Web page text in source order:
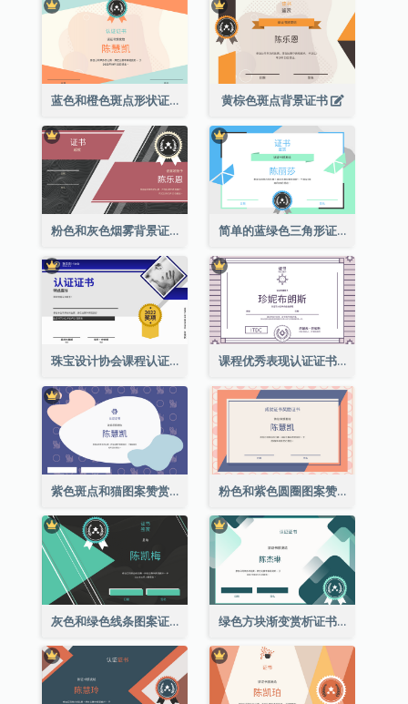
蓝色和橙色斑点形状证书 黄棕色斑点背景证书
粉色和灰色烟雾背景证书 简单的蓝绿色三角形证书
珠宝设计协会课程认证证书 课程优秀表现认证证书
紫色斑点和猫图案赞赏证书 粉色和紫色圆圈图案赞赏证书
灰色和绿色线条图案证书 绿色方块渐变赏析证书